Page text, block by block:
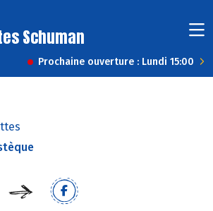
Schuman
Prochaine ouverture : Lundi 15:00